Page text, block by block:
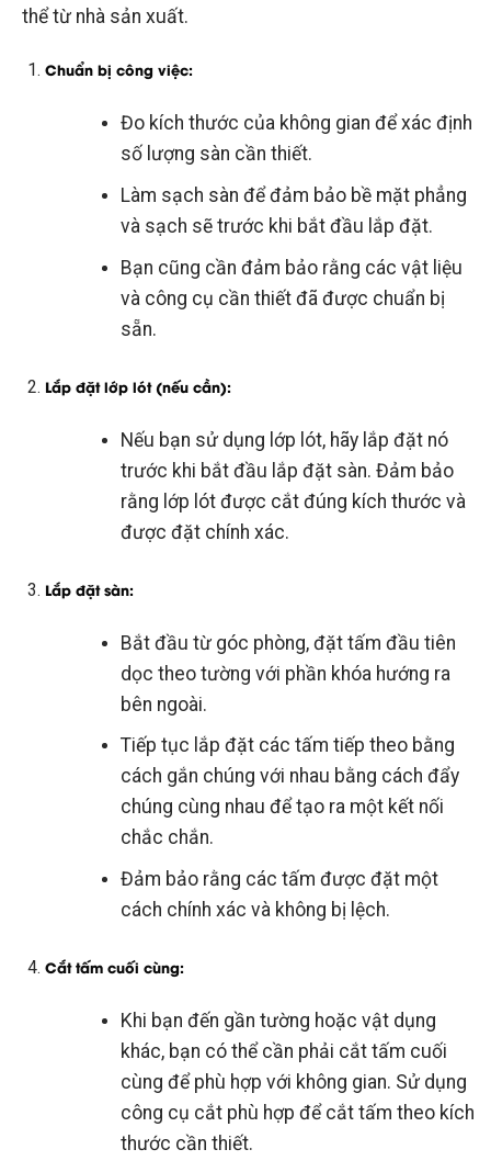
thể từ nhà sản xuất.
Chuẩn bị công việc:
Đo kích thước của không gian để xác định
số lượng sàn cần thiết.
Làm sạch sàn để đảm bảo bề mặt phẳng
và sạch sẽ trước khi bắt đầu lắp đặt.
Bạn cũng cần đảm bảo rằng các vật liệu
và công cụ cần thiết đã được chuẩn bị
sẵn.
Lắp đặt lớp lót (nếu cần):
Nếu bạn sử dụng lớp lót, hãy lắp đặt nó
trước khi bắt đầu lắp đặt sàn. Đảm bảo
rằng lớp lót được cắt đúng kích thước và
được đặt chính xác.
Lắp đặt sàn:
Bắt đầu từ góc phòng, đặt tấm đầu tiên
dọc theo tường với phần khóa hướng ra
bên ngoài.
Tiếp tục lắp đặt các tấm tiếp theo bằng
cách gắn chúng với nhau bằng cách đẩy
chúng cùng nhau để tạo ra một kết nối
chắc chắn.
Đảm bảo rằng các tấm được đặt một
cách chính xác và không bị lệch.
Cắt tấm cuối cùng:
Khi bạn đến gần tường hoặc vật dụng
khác, bạn có thể cần phải cắt tấm cuối
cùng để phù hợp với không gian. Sử dụng
công cụ cắt phù hợp để cắt tấm theo kích
thước cần thiết.